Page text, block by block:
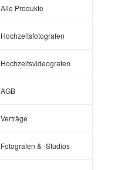
Alle Produkte
Hochzeitsfotografen
Hochzeitsvideografen
AGB
Verträge
Fotografen & -Studios